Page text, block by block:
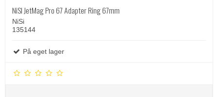
NiSI JetMag Pro 67 Adapter Ring 67mm
NiSi
135144
På eget lager